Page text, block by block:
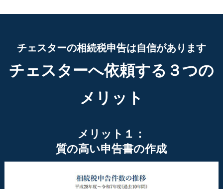
チェスターの相続税申告は自信があります
チェスターへ依頼する３つの
メリット
メリット１：
質の高い申告書の作成